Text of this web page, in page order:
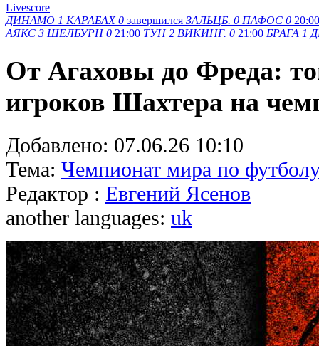
Livescore
ДИНАМО 1 КАРАБАХ 0 завершился ЗАЛЬЦБ. 0 ПАФОС 0 20:00
АЯКС 3 ШЕЛБУРН 0 21:00 ТУН 2 ВИКИНГ. 0 21:00 БРАГА 1
От Агаховы до Фреда:
игроков Шахтера на
Добавлено: 07.06.26 10:10
Тема: Чемпионат мира по
Редактор : Евгений Ясенов
another languages: uk